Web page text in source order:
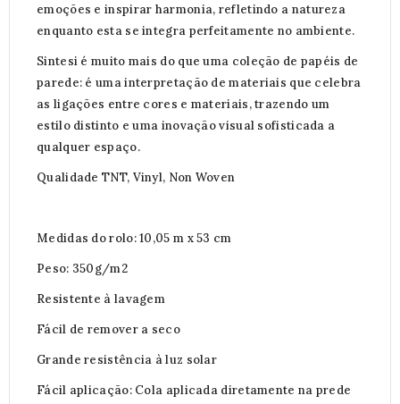
emoções e inspirar harmonia, refletindo a natureza
enquanto esta se integra perfeitamente no ambiente.
Sintesi é muito mais do que uma coleção de papéis de
parede: é uma interpretação de materiais que celebra
as ligações entre cores e materiais, trazendo um
estilo distinto e uma inovação visual sofisticada a
qualquer espaço.
Qualidade TNT, Vinyl, Non Woven
Medidas do rolo: 10,05 m x 53 cm
Peso: 350g/m2
Resistente à lavagem
Fácil de remover a seco
Grande resistência à luz solar
Fácil aplicação: Cola aplicada diretamente na prede